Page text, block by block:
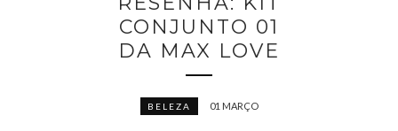
CONJUNTO 01
DA MAX LOVE
BELEZA 01 MARÇO